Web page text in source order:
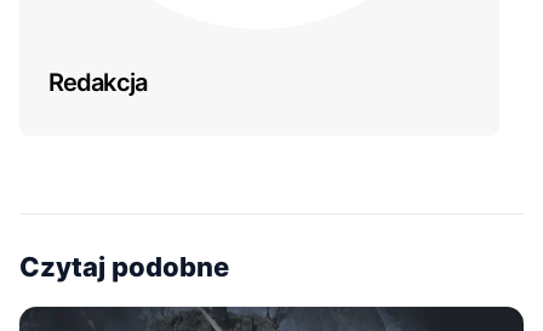
Redakcja
Czytaj podobne